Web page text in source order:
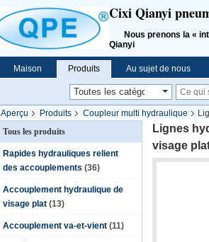
Cixi Qianyi
Nous prenons la «
Qianyi
Maison Produits Au sujet de nous
Aperçu Produits Coupleur multi hydraulique
Tous les produits
Rapides hydrauliques relient
des accouplements (36)
Accouplement hydraulique de
visage plat (13)
Accouplement va-et-vient (11)
Lignes
visage